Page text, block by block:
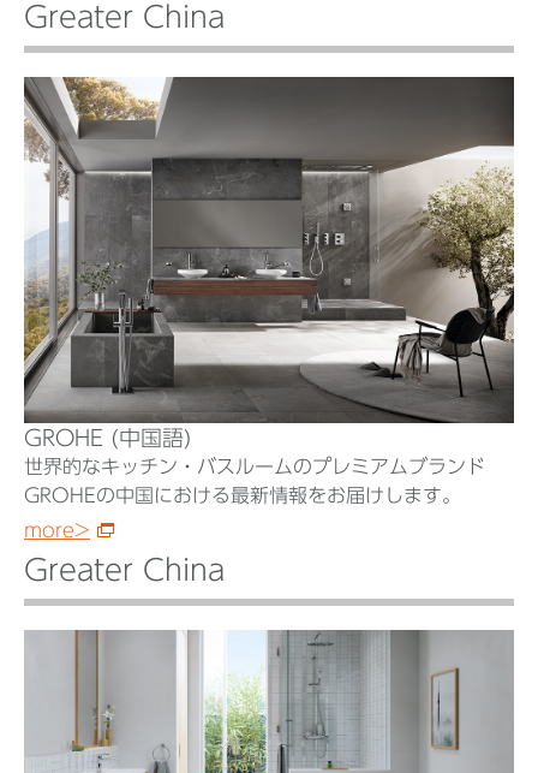
Greater China
GROHE (中国語)
世界的なキッチン・バスルームのプレミアムブランド
GROHEの中国における最新情報をお届けします。
more>
Greater China